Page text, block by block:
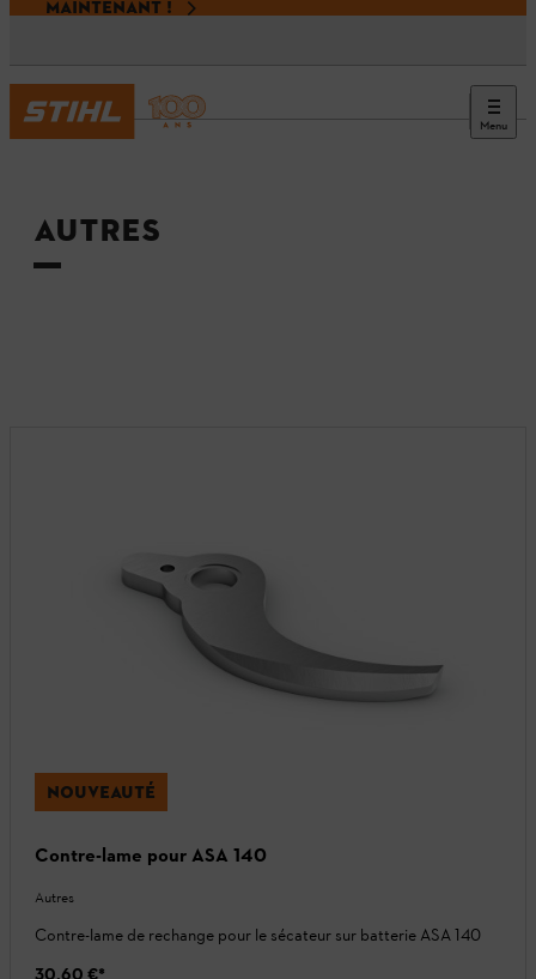
MAINTENANT !
Menu
Accueil
AUTRES
NOUVEAUTÉ
Contre-lame pour ASA 140
Autres
Contre-lame de rechange pour le sécateur sur batterie ASA 140
30,60 €*